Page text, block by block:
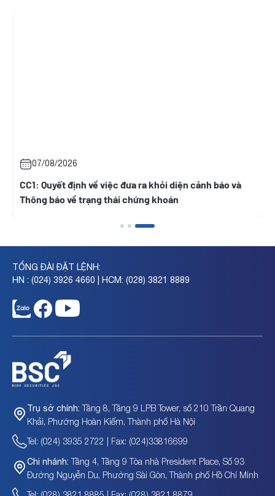
ONW:
2026
định về việc đưa ra khỏi diện cảnh báo và
báo về trạng thái chứng khoán
TỔNG ĐÀI ĐẶT LỆNH:
HN : (024) 3926 4660 | HCM: (028) 3821 8889
Trụ sở chính: Tầng 8, Tầng 9 LPB Tower, số 210 Trần Quang
Khải, Phường Hoàn Kiếm, Thành phố Hà Nội
Tel: (024) 3935 2722 | Fax: (024)33816699
Chi nhánh: Tầng 4, Tầng 9 Tòa nhà President Place, Số 93
Đường Nguyễn Du, Phường Sài Gòn, Thành phố Hồ Chí Minh